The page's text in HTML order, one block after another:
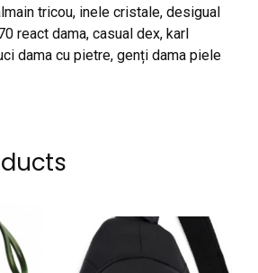
tricou, inele cristale, desigual
react dama, casual dex, karl
dama cu pietre, genți dama piele